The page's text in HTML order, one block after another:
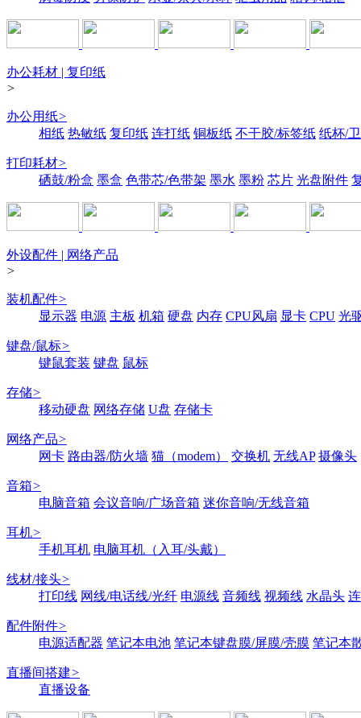
办公耗材 | 复印纸
>
办公用纸>
相纸 热敏纸 复印纸 连打纸 铜板纸 不干胶/标签纸 纸杯/
打印耗材>
硒鼓/粉盒 墨盒 色带芯/色带架 墨水 墨粉 芯片 光盘附件
外设配件 | 网络产品
>
装机配件>
显示器 电源 主板 机箱 硬盘 内存 CPU风扇 显卡 CPU 光
键盘/鼠标>
键鼠套装 键盘 鼠标
存储>
移动硬盘 网络存储 U盘 存储卡
网络产品>
网卡 路由器/防火墙 猫（modem） 交换机 无线AP 摄像头
音箱>
电脑音箱 会议音响/广场音箱 迷你音响/无线音箱
耳机>
手机耳机 电脑耳机（入耳/头戴）
线材/接头>
打印线 网线/电话线/光纤 电源线 音频线 视频线 水晶头
配件附件>
电源适配器 笔记本电池 笔记本键盘膜/屏膜/壳膜 笔记本
直播间搭建>
直播设备